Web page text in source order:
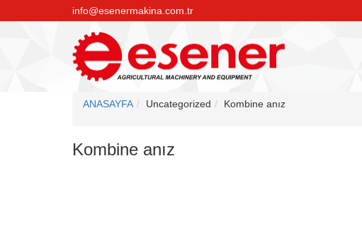
info@esenermakina.com.tr
ANASAYFA Uncategorized Kombine anız
Kombine anız